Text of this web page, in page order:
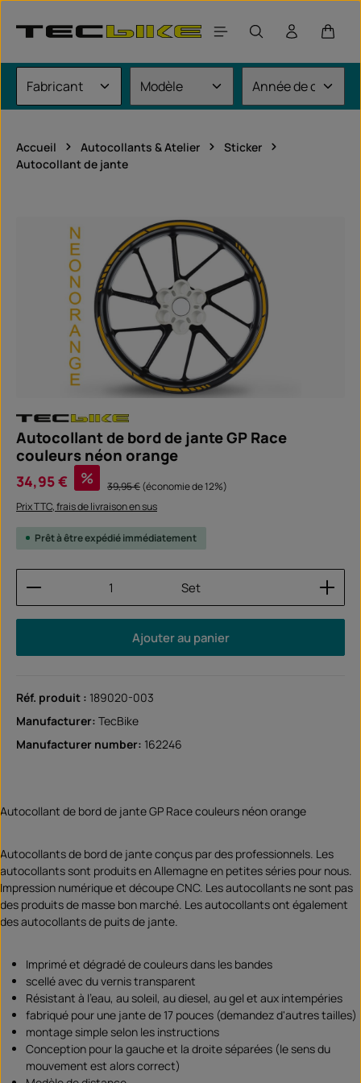
Le
Accueil Autocollants & Atelier
Sticker
Autocollant de jante
Ignorer la galerie d'images
Autocollant de bord de jante GP Race
couleurs néon orange
Prix de vente :
34,95 € % Prix régulier :
39,95 €(économie de 12%)
Prix TTC, frais de livraison en sus
Prêt à être expédié immédiatement
Quantité de produit : Entrez la quantité
Set
Ajouter au panier
Réf. produit : 189020-003
Manufacturer: TecBike
Manufacturer number: 162246
Autocollant de bord de jante GP Race couleurs néon orange
Autocollants de bord de jante conçus par des professionnels. Les
autocollants sont produits en Allemagne en petites séries pour nous.
Impression numérique et découpe CNC. Les autocollants ne sont pas
des produits de masse bon marché. Les autocollants ont également
des autocollants de puits de jante.
Imprimé et dégradé de couleurs dans les bandes
scellé avec du vernis transparent
Résistant à l'eau, au soleil, au diesel, au gel et aux intempéries
fabriqué pour une jante de 17 pouces (demandez d'autres tailles)
montage simple selon les instructions
Conception pour la gauche et la droite séparées (le sens du
mouvement est alors correct)